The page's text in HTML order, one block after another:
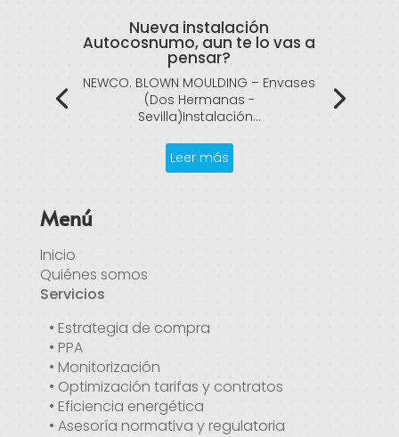
Nueva instalación
Autocosnumo, aun te lo vas a
pensar?
NEWCO. BLOWN MOULDING – Envases
(Dos Hermanas -
Sevilla)Instalación...
Leer más
Menú
Inicio
Quiénes somos
Servicios
• Estrategia de compra
• PPA
• Monitorización
• Optimización tarifas y contratos
• Eficiencia energética
• Asesoría normativa y regulatoria